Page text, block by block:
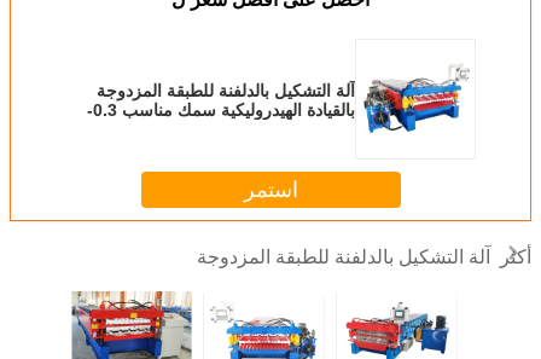
آلة التشكيل بالدلفنة للطبقة المزدوجة
بالقيادة الهيدروليكية سمك مناسب 0.3-
استمر
أكثر آلة التشكيل بالدلفنة للطبقة المزدوجة